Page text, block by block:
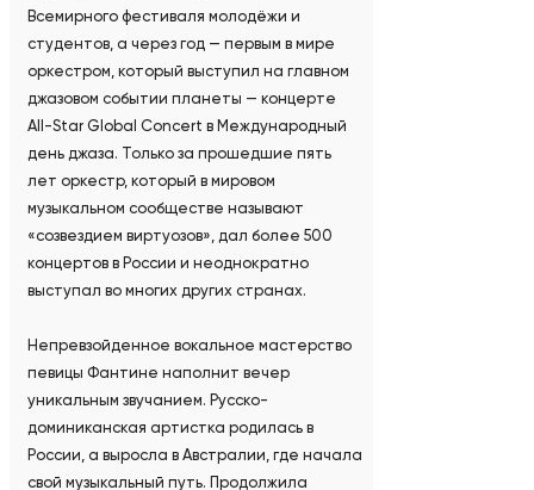
Всемирного фестиваля молодёжи и
студентов, а через год — первым в мире
оркестром, который выступил на главном
джазовом событии планеты — концерте
All-Star Global Concert в Международный
день джаза. Только за прошедшие пять
лет оркестр, который в мировом
музыкальном сообществе называют
«созвездием виртуозов», дал более 500
концертов в России и неоднократно
выступал во многих других странах.
Непревзойденное вокальное мастерство
певицы Фантине наполнит вечер
уникальным звучанием. Русско-
доминиканская артистка родилась в
России, а выросла в Австралии, где начала
свой музыкальный путь. Продолжила